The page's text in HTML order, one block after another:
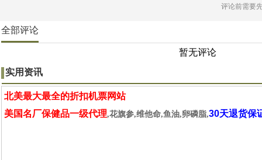
评论前需要
全部评论
暂无评论
实用资讯
北美最大最全的折扣机票网站
美国名厂保健品一级代理,花旗参,维他命,鱼油,卵磷脂,30天退货保